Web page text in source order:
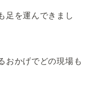
足を運んできまし
おかげでどの現場も